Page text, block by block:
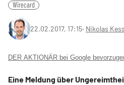
Wirecard
22.02.2017, 17:15‧ Nikolas
DER AKTIONÄR bei Google
Eine Meldung über